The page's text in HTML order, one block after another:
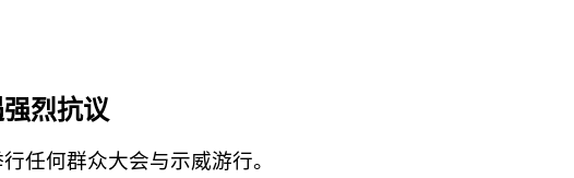
烈抗议
任何群众大会与示威游行。